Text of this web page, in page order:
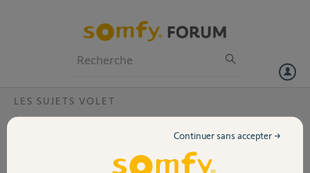
Volet
LES SUJETS VOLET
Pourquoi ma Somfy Telis 1 Rts pure ne
fonctionne qu'à quelques centimètres ??
Malgré une pile neuve.
Continuer sans accepter →